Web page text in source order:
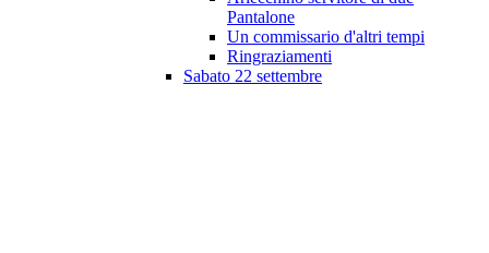
Pantalone
Un commissario d'altri tempi
Ringraziamenti
Sabato 22 settembre